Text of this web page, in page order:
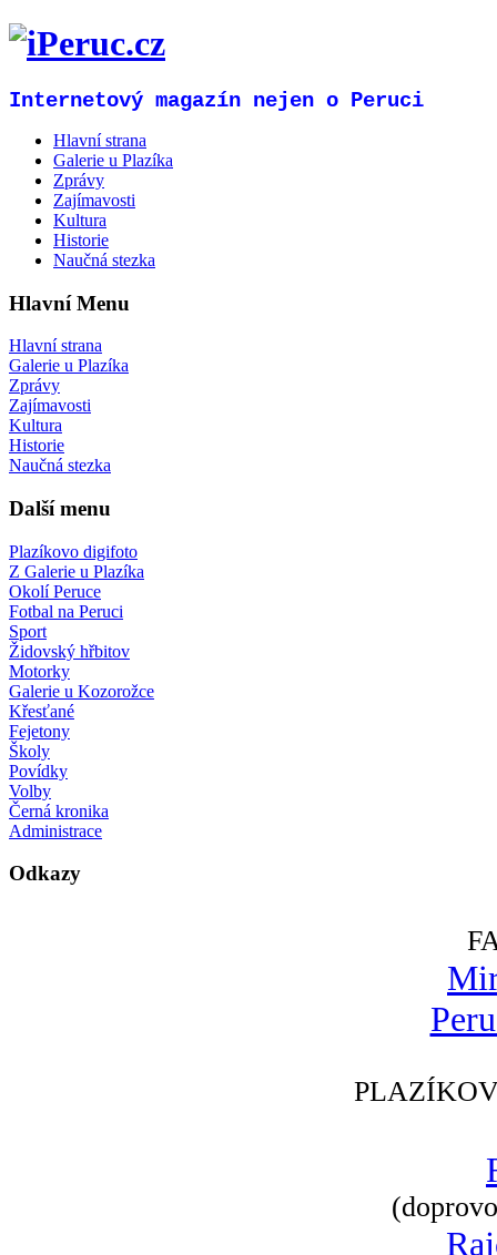
Internetový magazín nejen o Peruci
Hlavní strana
Galerie u Plazíka
Zprávy
Zajímavosti
Kultura
Historie
Naučná stezka
Hlavní Menu
Hlavní strana
Galerie u Plazíka
Zprávy
Zajímavosti
Kultura
Historie
Naučná stezka
Další menu
Plazíkovo digifoto
Z Galerie u Plazíka
Okolí Peruce
Fotbal na Peruci
Sport
Židovský hřbitov
Motorky
Galerie u Kozorožce
Křesťané
Fejetony
Školy
Povídky
Volby
Černá kronika
Administrace
Odkazy